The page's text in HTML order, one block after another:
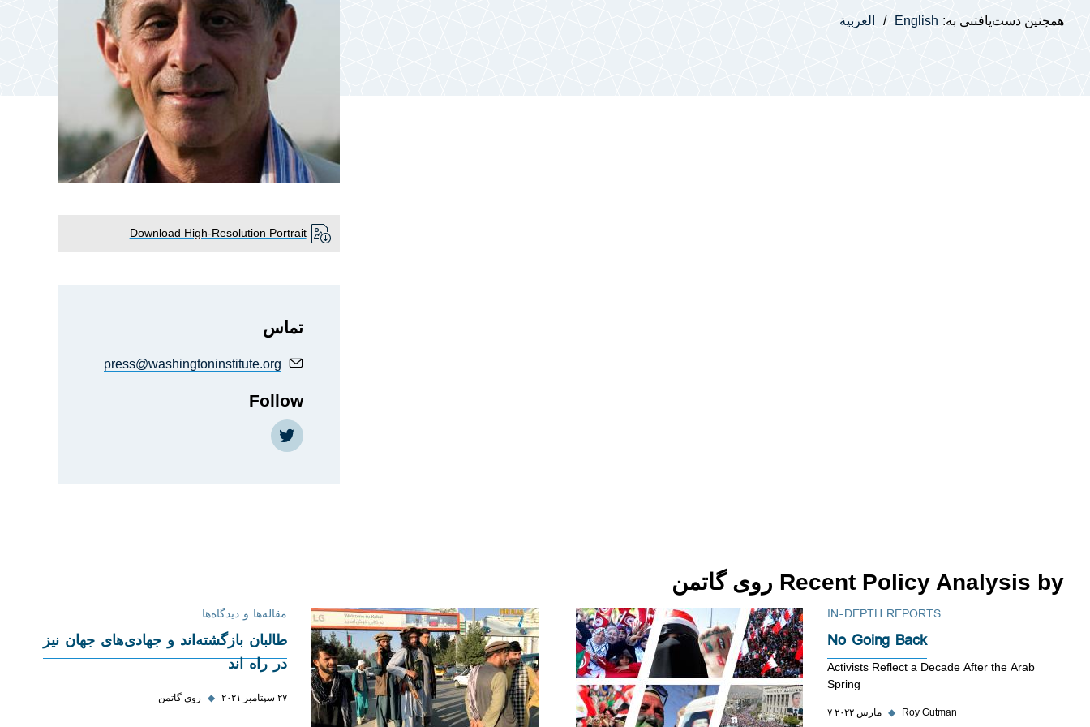
همچنین دست‌یافتنی به: English العربية
Download High-Resolution Portrait
تماس
press@washingtoninstitute.org
Follow
https://twitter.com/Roy_Gutman
Recent Policy Analysis by روی گاتمن
IN-DEPTH REPORTS
No Going Back
Activists Reflect a Decade After the Arab
Spring
۷ مارس ۲۰۲۲ ◆ Roy Gutman
مقاله‌ها و دیدگاه‌ها
طالبان بازگشته‌اند و جهادی‌های جهان نیز
در راه ‌اند
۲۷ سپتامبر ۲۰۲۱ ◆ روی گاتمن